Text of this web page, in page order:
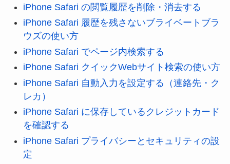
iPhone Safari の閲覧履歴を削除・消去する
iPhone Safari 履歴を残さないブライベートブラ
ウズの使い方
iPhone Safari でページ内検索する
iPhone Safari クイックWebサイト検索の使い方
iPhone Safari 自動入力を設定する（連絡先・ク
レカ）
iPhone Safari に保存しているクレジットカード
を確認する
iPhone Safari プライバシーとセキュリティの設
定